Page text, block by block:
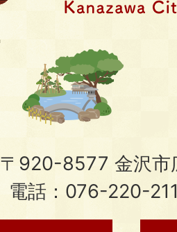
〒920-8577 金沢市
電話：076-220-